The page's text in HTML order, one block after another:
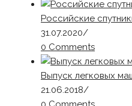
Российские
31.07.2020/
0 Comments
Выпуск легковых
21.06.2018/